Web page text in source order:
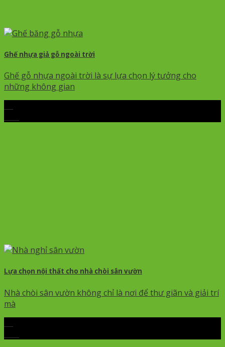
Ghế nhựa giả gỗ ngoài trời
Ghế gỗ nhựa ngoài trời là sự lựa chọn lý tưởng cho
những không gian
Lựa chọn nội thất cho nhà chòi sân vườn
Nhà chòi sân vườn không chỉ là nơi để thư giãn và giải trí
mà